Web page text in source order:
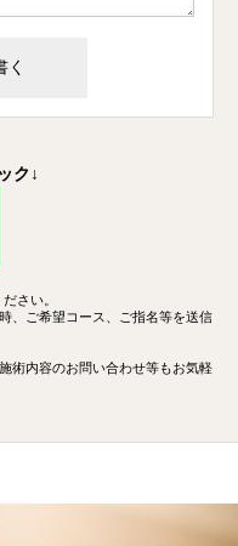
ク↓
さい。
、ご希望コース、
ご指名等を送信
術内容のお問い合わせ等もお気軽